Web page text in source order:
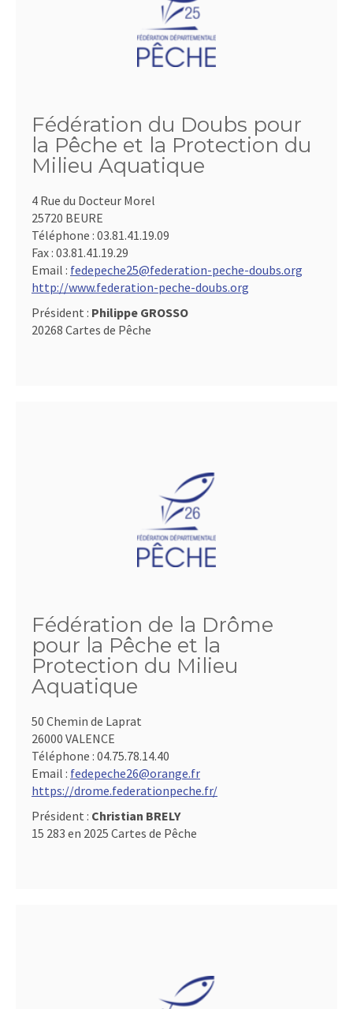
Fédération du Doubs pour
la Pêche et la Protection du
Milieu Aquatique
4 Rue du Docteur Morel
25720 BEURE
Téléphone : 03.81.41.19.09
Fax : 03.81.41.19.29
Email : fedepeche25@federation-peche-doubs.org
http://www.federation-peche-doubs.org
Président : Philippe GROSSO
20268 Cartes de Pêche
Fédération de la Drôme
pour la Pêche et la
Protection du Milieu
Aquatique
50 Chemin de Laprat
26000 VALENCE
Téléphone : 04.75.78.14.40
Email : fedepeche26@orange.fr
https://drome.federationpeche.fr/
Président : Christian BRELY
15 283 en 2025 Cartes de Pêche